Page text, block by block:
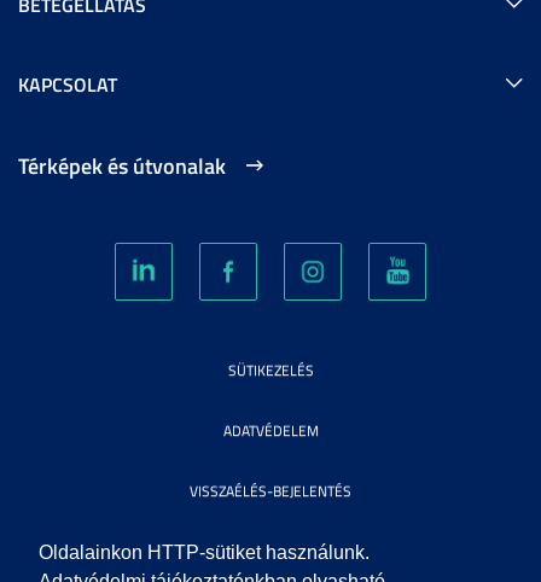
Oldalainkon HTTP-sütiket használunk.
KAPCSOLAT
Térképek és útvonalak
SÜTIKEZELÉS
ADATVÉDELEM
VISSZAÉLÉS-BEJELENTÉS
KÖZÉRDEKŰ ADATOK